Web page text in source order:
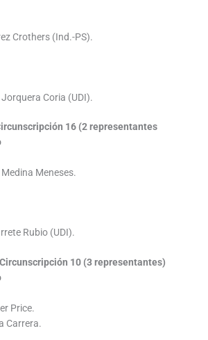
Crothers (Ind.-PS).
Coria (UDI).
16 (2 representantes
Meneses.
Rubio (UDI).
10 (3 representantes)
Price.
Carrera.